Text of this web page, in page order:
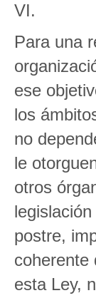
VI.
Para una
ese
los
no
le
otros
postre,
coherente
esta Ley,